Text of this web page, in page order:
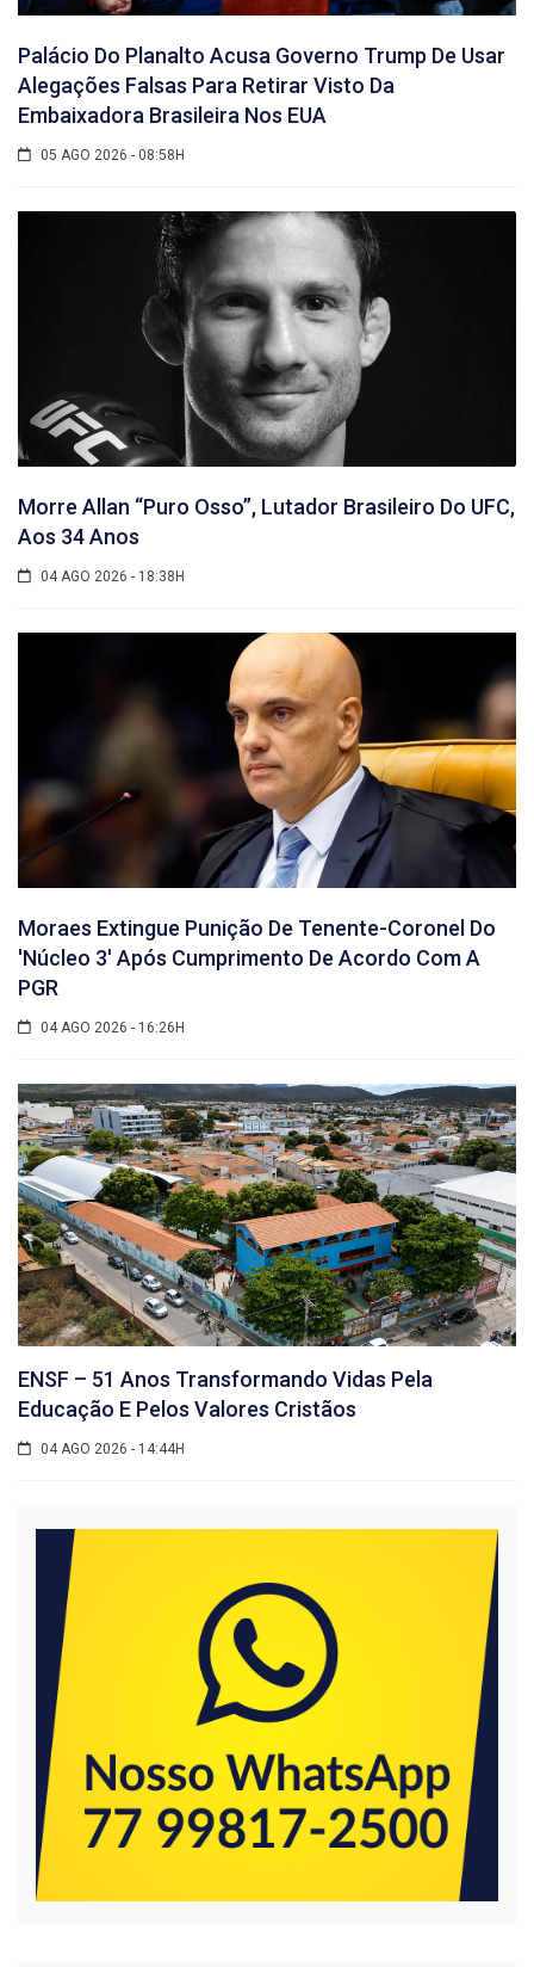
Palácio Do Planalto Acusa Governo Trump De Usar
Alegações Falsas Para Retirar Visto Da
Embaixadora Brasileira Nos EUA
05 AGO 2026 - 08:58H
Morre Allan “Puro Osso”, Lutador Brasileiro Do UFC,
Aos 34 Anos
04 AGO 2026 - 18:38H
Moraes Extingue Punição De Tenente-Coronel Do
'núcleo 3' Após Cumprimento De Acordo Com A
PGR
04 AGO 2026 - 16:26H
ENSF – 51 Anos Transformando Vidas Pela
Educação E Pelos Valores Cristãos
04 AGO 2026 - 14:44H